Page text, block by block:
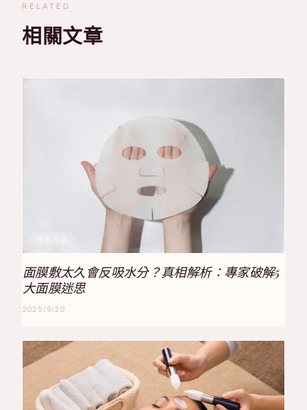
RELATED
相關文章
面膜敷太久會反吸水分？真相解析：專家破解5
大面膜迷思
2025/9/20